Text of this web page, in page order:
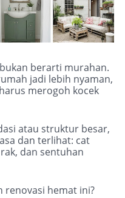
berarti murahan.
jadi lebih nyaman,
merogoh kocek
atau struktur besar,
dan terlihat: cat
dan sentuhan
renovasi hemat ini?